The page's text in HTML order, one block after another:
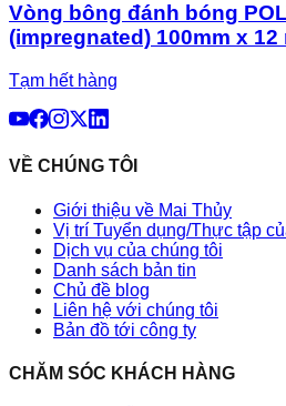
Vòng bông đánh bóng
(impregnated) 100mm x 12
Tạm hết hàng
VỀ CHÚNG TÔI
Giới thiệu về Mai Thủy
Vị trí Tuyển dụng/Thực tập
Dịch vụ của chúng tôi
Danh sách bản tin
Chủ đề blog
Liên hệ với chúng tôi
Bản đồ tới công ty
CHĂM SÓC KHÁCH HÀNG